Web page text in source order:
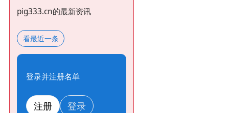
pig333.cn的最新资讯
看最近一条
登录并注册名单
注册 登录